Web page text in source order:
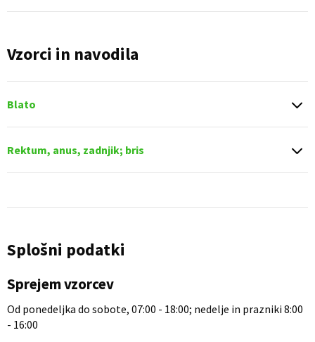
Vzorci in navodila
Blato
Rektum, anus, zadnjik; bris
Splošni podatki
Sprejem vzorcev
Od ponedeljka do sobote, 07:00 - 18:00; nedelje in prazniki 8:00
- 16:00